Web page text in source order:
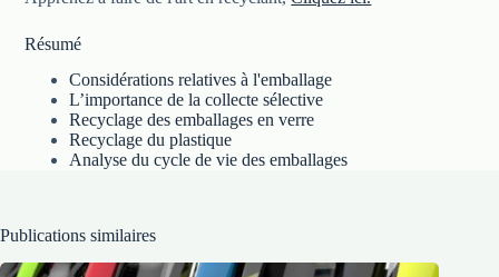
Résumé
Considérations relatives à l'emballage
L’importance de la collecte sélective
Recyclage des emballages en verre
Recyclage du plastique
Analyse du cycle de vie des emballages
Publications similaires